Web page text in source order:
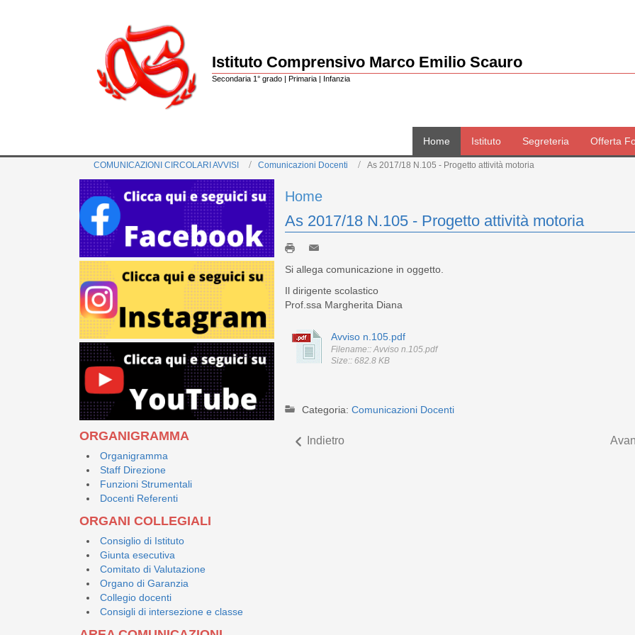
Istituto Comprensivo Marco Emilio Scauro
Secondaria 1° grado | Primaria | Infanzia
Home Istituto Segreteria Offerta
COMUNICAZIONI CIRCOLARI AVVISI Comunicazioni Docenti As 2017/18 N.105 - Progetto attività motoria
ORGANIGRAMMA
Organigramma
Staff Direzione
Funzioni Strumentali
Docenti Referenti
ORGANI COLLEGIALI
Consiglio di Istituto
Giunta esecutiva
Comitato di Valutazione
Organo di Garanzia
Collegio docenti
Consigli di intersezione e classe
Home
As 2017/18 N.105 - Progetto attività motoria
Si allega comunicazione in oggetto.
Il dirigente scolastico
Prof.ssa Margherita Diana
Avviso n.105.pdf
Filename:: Avviso n.105.pdf
Size:: 682.8 KB
Categoria: Comunicazioni Docenti
Indietro